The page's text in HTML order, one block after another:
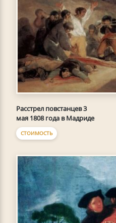
Расстрел повстанцев 3
мая 1808 года в Мадриде
СТОИМОСТЬ